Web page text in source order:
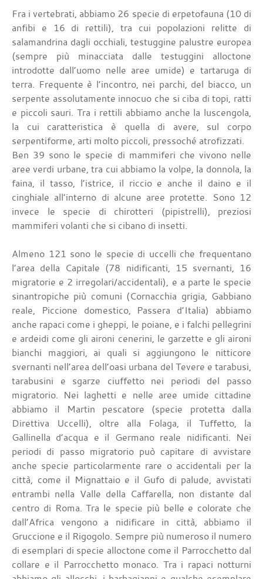
Fra i vertebrati, abbiamo 26 specie di erpetofauna (10 di
anfibi e 16 di rettili), tra cui popolazioni relitte di
salamandrina dagli occhiali, testuggine palustre europea
(sempre più minacciata dalle testuggini alloctone
introdotte dall’uomo nelle aree umide) e tartaruga di
terra. Frequente è l’incontro, nei parchi, del biacco, un
serpente assolutamente innocuo che si ciba di topi, ratti
e piccoli sauri. Tra i rettili abbiamo anche la luscengola,
la cui caratteristica è quella di avere, sul corpo
serpentiforme, arti molto piccoli, pressoché atrofizzati.
Ben 39 sono le specie di mammiferi che vivono nelle
aree verdi urbane, tra cui abbiamo la volpe, la donnola, la
faina, il tasso, l’istrice, il riccio e anche il daino e il
cinghiale all’interno di alcune aree protette. Sono 12
invece le specie di chirotteri (pipistrelli), preziosi
mammiferi volanti che si cibano di insetti.
Almeno 121 sono le specie di uccelli che frequentano
l’area della Capitale (78 nidificanti, 15 svernanti, 16
migratorie e 2 irregolari/accidentali), e a parte le specie
sinantropiche più comuni (Cornacchia grigia, Gabbiano
reale, Piccione domestico, Passera d’Italia) abbiamo
anche rapaci come i gheppi, le poiane, e i falchi pellegrini
e ardeidi come gli aironi cenerini, le garzette e gli aironi
bianchi maggiori, ai quali si aggiungono le nitticore
svernanti nell’area dell’oasi urbana del Tevere e tarabusi,
tarabusini e sgarze ciuffetto nei periodi del passo
migratorio. Nei laghetti e nelle aree umide cittadine
abbiamo il Martin pescatore (specie protetta dalla
Direttiva Uccelli), oltre alla Folaga, il Tuffetto, la
Gallinella d’acqua e il Germano reale nidificanti. Nei
periodi di passo migratorio può capitare di avvistare
anche specie particolarmente rare o accidentali per la
città, come il Mignattaio e il Gufo di palude, avvistati
entrambi nella Valle della Caffarella, non distante dal
centro di Roma. Tra le specie più belle e colorate che
dall’Africa vengono a nidificare in città, abbiamo il
Gruccione e il Rigogolo. Sempre più numeroso il numero
di esemplari di specie alloctone come il Parrocchetto dal
collare e il Parrocchetto monaco. Tra i rapaci notturni